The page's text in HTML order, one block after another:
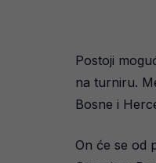
Postoji
na turniru.
Bosne i
On će se od